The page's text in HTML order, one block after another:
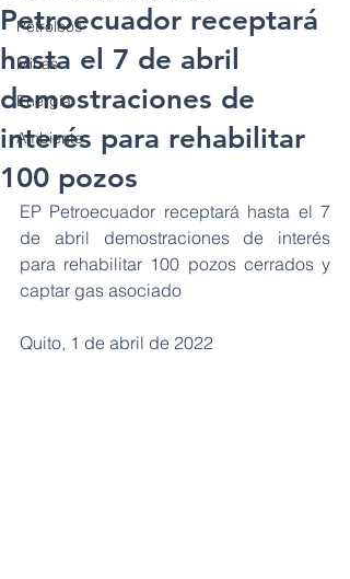
Petróleos
Minas
Energía
Ambiente
Petroecuador receptará
hasta el 7 de abril
demostraciones de
interés para rehabilitar
100 pozos
EP Petroecuador receptará hasta el 7
de abril demostraciones de interés
para rehabilitar 100 pozos cerrados y
captar gas asociado
Quito, 1 de abril de 2022